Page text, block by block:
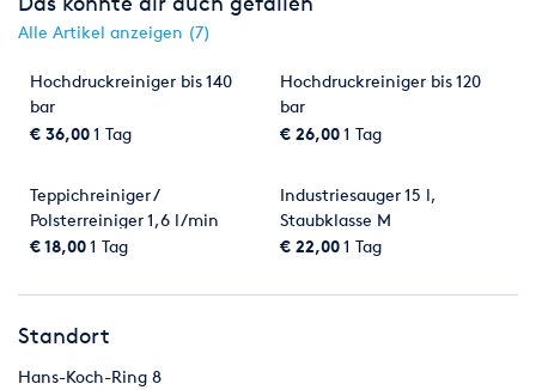
Schweißen & Löten
Alle Artikel anzeigen (7)
Hochdruckreiniger bis 140
bar
€ 36,001 Tag
Hochdruckreiniger bis 120
bar
€ 26,001 Tag
Teppichreiniger /
Polsterreiniger 1,6 l/min
€ 18,001 Tag
Industriesauger 15 l,
Staubklasse M
€ 22,001 Tag
Standort
Hans-Koch-Ring 8